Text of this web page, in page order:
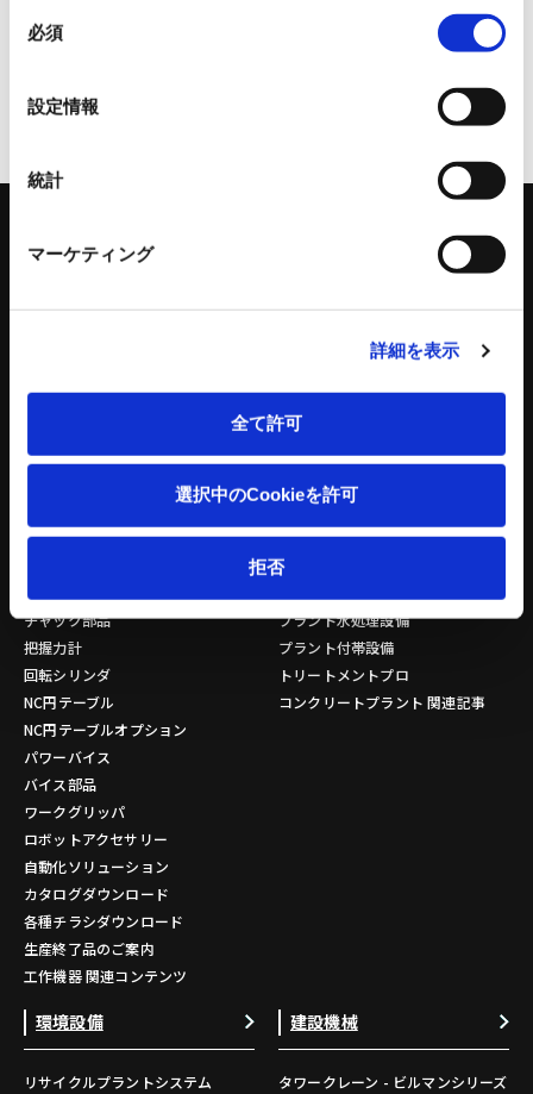
必須
設定情報
統計
マーケティング
詳細を表示
全て許可
選択中のCookieを許可
拒否
キーワードを入力して検索
スタンダードチャック
ハンドチャック
チャック部品
把握力計
回転シリンダ
NC円テーブル
NC円テーブルオプション
パワーバイス
バイス部品
ワークグリッパ
ロボットアクセサリー
自動化ソリューション
カタログダウンロード
各種チラシダウンロード
生産終了品のご案内
工作機器 関連コンテンツ
コンクリートプラント
コンクリートミキサ
プラント水処理設備
プラント付帯設備
トリートメントプロ
コンクリートプラント 関連記事
環境設備
リサイクルプラントシステム
建設機械
タワークレーン - ビルマンシリーズ